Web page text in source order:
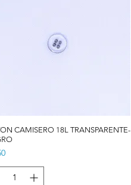
CAMISERO 18L TRANSPARENTE-